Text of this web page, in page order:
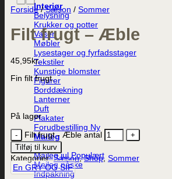
Interiør
Belysning
Krukker og potter
Vaser
Møbler
Lysestager og fyrfadsstager
Tekstiler
Kunstige blomster
Figurer
Borddækning
Lanterner
Duft
Plakater
Forudbestilling
Maileg
Til børn
Maileg jul
Maileg påske
Indpakning
Forside / Sæson / Sommer
Filt frugt – Æble
45,95kr.
Fin filt frugt.
På lager
Filt frugt - Æble antal
Tilføj til kurv
Kategorier:Sæson,Shop, Sommer
En GRY OG SIF